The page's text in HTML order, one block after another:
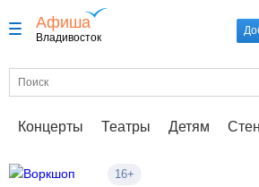
Афиша
Владивосток
Концерты Театры Детям
16+